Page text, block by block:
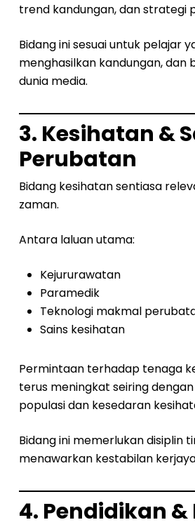
trend kandungan, dan strategi
Bidang ini sesuai untuk pelajar
menghasilkan kandungan, dan
dunia media.
3. Kesihatan &
Perubatan
Bidang kesihatan sentiasa
zaman.
Antara laluan utama:
Kejururawatan
Paramedik
Teknologi makmal
Sains kesihatan
Permintaan terhadap tenaga
terus meningkat seiring
populasi dan kesedaran
Bidang ini memerlukan disiplin
menawarkan kestabilan
4. Pendidikan